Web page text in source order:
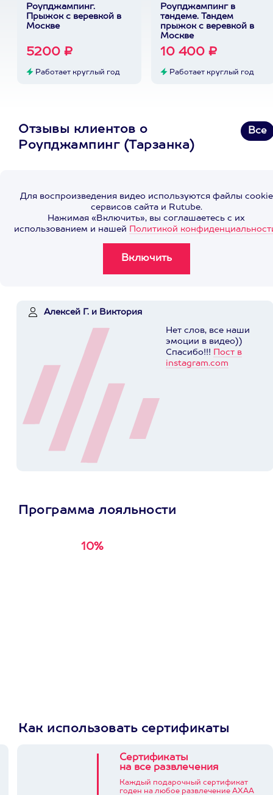
Роупджампинг.
Прыжок с веревкой в
Москве
5200 ₽
Работает круглый год
Роупджампинг в
тандеме. Тандем
прыжок с веревкой в
Москве
10 400 ₽
Работает круглый год
Отзывы клиентов о
Роупджампинг (Тарзанка)
Все
Для воспроизведения видео используются файлы cookie
сервисов сайта и Rutube.
Нажимая «Включить», вы соглашаетесь с их
использованием и нашей Политикой
Алексей Г. и Виктория
Нет слов, все наши
эмоции в видео))
Спасибо!!! Пост в
instagram.com
Программа лояльности
10%
Как использовать сертификаты
Сертификаты
на все развлечения
Каждый подарочный сертификат
годен на любое развлечение АХАА